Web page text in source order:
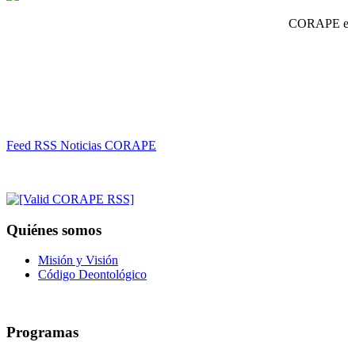
CORAPE
Feed RSS Noticias CORAPE
Quiénes somos
Misión y Visión
Código Deontológico
Programas